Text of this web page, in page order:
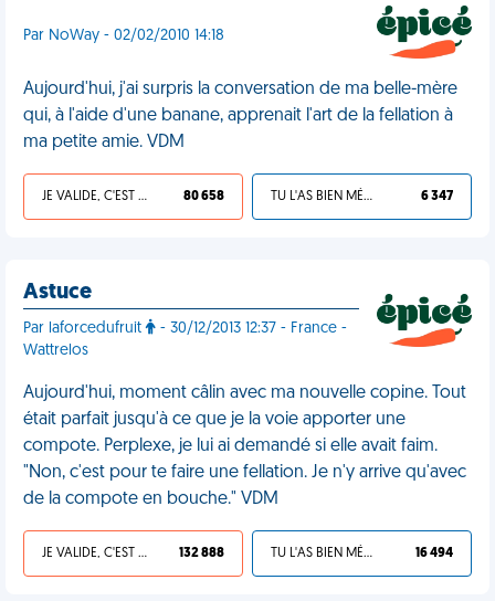
Par NoWay - 02/02/2010 14:18
Aujourd'hui, j'ai surpris la conversation de ma belle-mère
qui, à l'aide d'une banane, apprenait l'art de la fellation à
ma petite amie. VDM
JE VALIDE, C'EST UNE VDM 80 658 TU L'AS BIEN MÉRITÉ 6 347
Astuce
Par laforcedufruit
- 30/12/2013 12:37 - France -
Wattrelos
Aujourd'hui, moment câlin avec ma nouvelle copine. Tout
était parfait jusqu'à ce que je la voie apporter une
compote. Perplexe, je lui ai demandé si elle avait faim.
"Non, c'est pour te faire une fellation. Je n'y arrive qu'avec
de la compote en bouche." VDM
JE VALIDE, C'EST UNE VDM 132 888 TU L'AS BIEN MÉRITÉ 16 494